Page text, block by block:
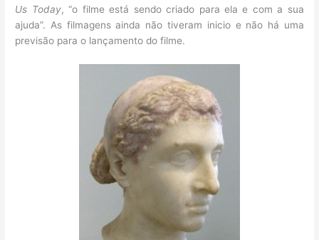
Us Today, “o filme está sendo criado para ela e com a sua
ajuda”. As filmagens ainda não tiveram inicio e não há uma
previsão para o lançamento do filme.